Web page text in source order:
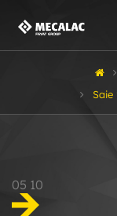
Saie
05 10